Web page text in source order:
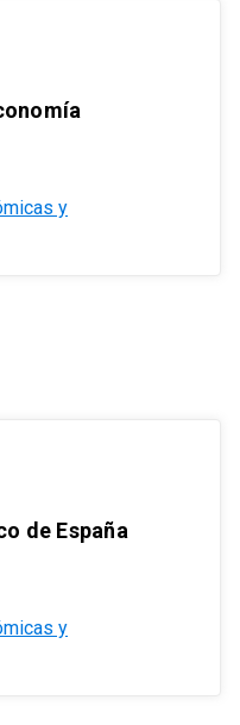
y
de España
y